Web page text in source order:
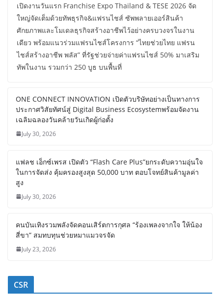
เปิดงานวันแรก Franchise Expo Thailand & TESE 2026 จัด
ใหญ่จัดเต็มด้วยทัพธุรกิจ&แฟรนไชส์ ซัพพลายเออร์สินค้า
ศักยภาพและโมเดลธุรกิจสร้างอาชีพไว้อย่างครบวงจรในงาน
เดียว พร้อมแนวร่วมแฟรนไชส์โครงการ “ไทยช่วยไทย แฟรน
ไชส์สร้างอาชีพ พลัส” ที่รัฐช่วยจ่ายค่าแฟรนไชส์ 50% มาเสริม
ทัพในงาน รวมกว่า 250 บูธ บนพื้นที่
ONE CONNECT INNOVATION เปิดตัวบริษัทอย่างเป็นทางการ
ประกาศวิสัยทัศน์สู่ Digital Business Ecosystemพร้อมจัดงาน
เฉลิมฉลองวันคล้ายวันเกิดผู้ก่อตั้ง
July 30, 2026
แฟลช เอ็กซ์เพรส เปิดตัว “Flash Care Plus”ยกระดับความอุ่นใจ
ในการจัดส่ง คุ้มครองสูงสุด 50,000 บาท ตอบโจทย์สินค้ามูลค่า
สูง
July 30, 2026
คนบันเทิงรวมพลังจัดคอนเสิร์ตการกุศล “ร้องเพลงจากใจ ให้น้อง
สี่ขา” สมทบทุนช่วยหมาแมวจรจัด
July 23, 2026
CSR